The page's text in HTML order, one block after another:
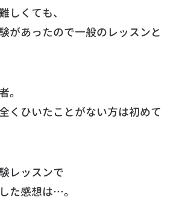
しくても、
があったので一般のレッスンと
。
くひいたことがない方は初めて
レッスンで
た感想は…。